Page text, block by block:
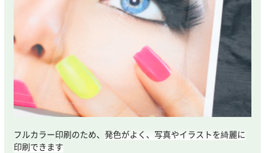
フルカラー印刷のため、 発色がよく、写真やイラストを綺麗に
印刷できます